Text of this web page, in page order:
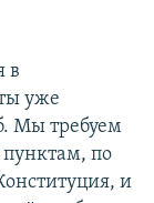
в
уже
Мы требуем
по
и